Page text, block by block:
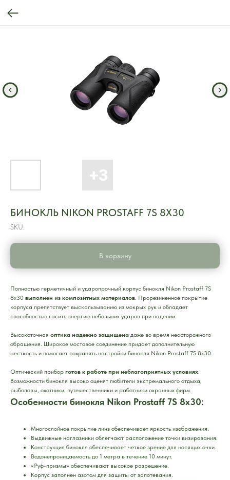
БИНОКЛЬ NIKON PROSTAFF 7S 8X30
SKU:
В корзину
Полностью герметичный и ударопрочный корпус бинокля Nikon Prostaff 7S
8x30 выполнен из композитных материалов. Прорезиненное покрытие
корпуса препятствует выскальзыванию из мокрых рук и обладает
способностью гасить энергию небольших ударов при падении.
Высокоточная оптика надежно защищена даже во время неосторожного
обращения. Широкое мостовое соединение придает дополнительную
жесткость и помогает сохранять настройки бинокля Nikon Prostaff 7S 8x30.
Оптический прибор готов к работе при неблагоприятных условиях.
Возможности бинокля высоко оценят любители экстремального отдыха,
рыболовы, охотники, путешественники и работники охранных фирм.
Особенности бинокля Nikon Prostaff 7S 8x30:
Многослойное покрытие линз обеспечивает яркость изображения.
Выдвижные наглазники облегчают расположение точки визирования.
Конструкция бинокля обеспечивает четкое зрение для носящих очки.
Водонепроницаемость до 1 метра в течение 10 минут.
«Руф-призмы» обеспечивают высокое разрешение.
Корпус заполнен азотом для защиты от запотевания.